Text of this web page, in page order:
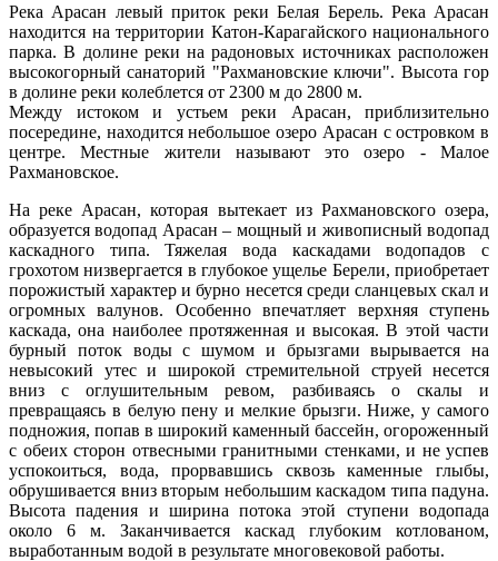
Река Арасан левый приток реки Белая Берель. Река Арасан
находится на территории Катон-Карагайского национального
парка. В долине реки на радоновых источниках расположен
высокогорный санаторий "Рахмановские ключи". Высота гор
в долине реки колеблется от 2300 м до 2800 м.
Между истоком и устьем реки Арасан, приблизительно
посередине, находится небольшое озеро Арасан с островком в
центре. Местные жители называют это озеро - Малое
Рахмановское.
На реке Арасан, которая вытекает из Рахмановского озера,
образуется водопад Арасан – мощный и живописный водопад
каскадного типа. Тяжелая вода каскадами водопадов с
грохотом низвергается в глубокое ущелье Берели, приобретает
порожистый характер и бурно несется среди сланцевых скал и
огромных валунов. Особенно впечатляет верхняя ступень
каскада, она наиболее протяженная и высокая. В этой части
бурный поток воды с шумом и брызгами вырывается на
невысокий утес и широкой стремительной струей несется
вниз с оглушительным ревом, разбиваясь о скалы и
превращаясь в белую пену и мелкие брызги. Ниже, у самого
подножия, попав в широкий каменный бассейн, огороженный
с обеих сторон отвесными гранитными стенками, и не успев
успокоиться, вода, прорвавшись сквозь каменные глыбы,
обрушивается вниз вторым небольшим каскадом типа падуна.
Высота падения и ширина потока этой ступени водопада
около 6 м. Заканчивается каскад глубоким котлованом,
выработанным водой в результате многовековой работы.